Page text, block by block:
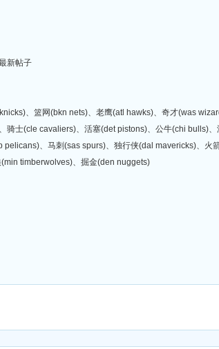
新帖子
、篮网(bkn nets)、老鹰(atl hawks)、奇才(was
士(cle cavaliers)、活塞(det pistons)、公牛(chi bulls)
、马刺(sas spurs)、独行侠(dal mavericks)、火
timberwolves)、掘金(den nuggets)